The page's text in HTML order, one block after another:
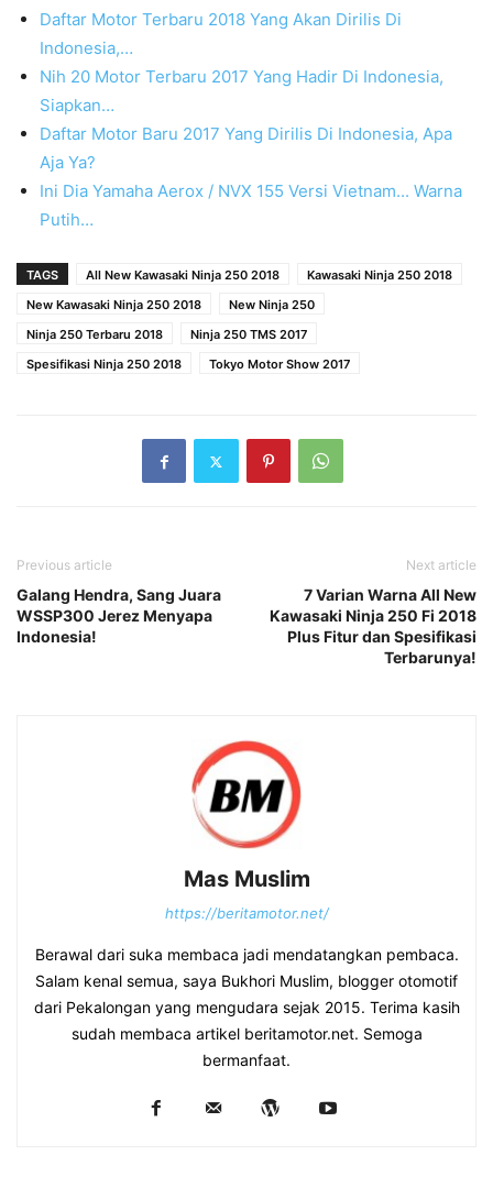
Daftar Motor Terbaru 2018 Yang Akan Dirilis Di
Indonesia,…
Nih 20 Motor Terbaru 2017 Yang Hadir Di Indonesia,
Siapkan…
Daftar Motor Baru 2017 Yang Dirilis Di Indonesia, Apa
Aja Ya?
Ini Dia Yamaha Aerox / NVX 155 Versi Vietnam... Warna
Putih…
TAGS All New Kawasaki Ninja 250 2018
Kawasaki Ninja 250 2018
New Kawasaki Ninja 250 2018
New Ninja 250
Ninja 250 Terbaru 2018
Ninja 250 TMS 2017
Spesifikasi Ninja 250 2018
Tokyo Motor Show 2017
Previous article
Galang Hendra, Sang Juara
WSSP300 Jerez Menyapa
Indonesia!
Next article
7 Varian Warna All New
Kawasaki Ninja 250 Fi 2018
Plus Fitur dan Spesifikasi
Terbarunya!
Mas Muslim
https://beritamotor.net/
Berawal dari suka membaca jadi mendatangkan pembaca.
Salam kenal semua, saya Bukhori Muslim, blogger otomotif
dari Pekalongan yang mengudara sejak 2015. Terima kasih
sudah membaca artikel beritamotor.net. Semoga
bermanfaat.